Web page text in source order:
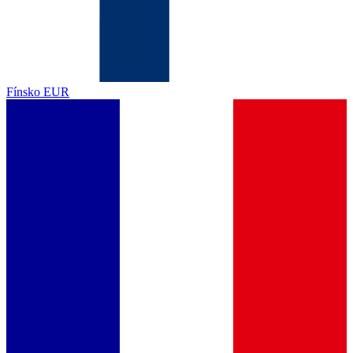
Fínsko EUR